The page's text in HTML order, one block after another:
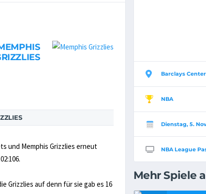
und Memphis Grizzlies erneut
Grizzlies auf denn für sie gab es 16
Barclays
NBA
Dienstag, 5.
NBA League
Mehr Spiele